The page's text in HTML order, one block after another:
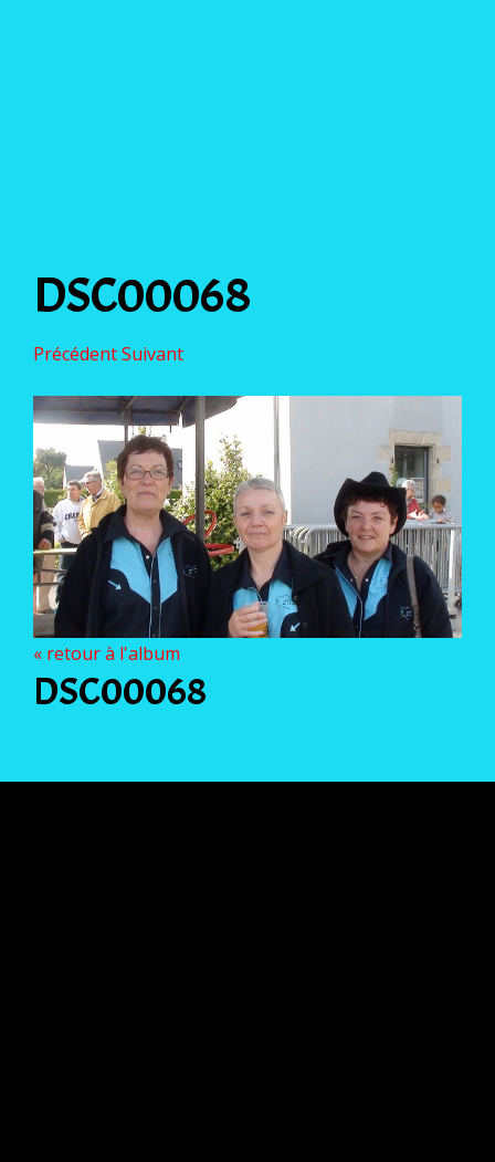
DSC00068
PrécédentSuivant
« retour à l'album
DSC00068